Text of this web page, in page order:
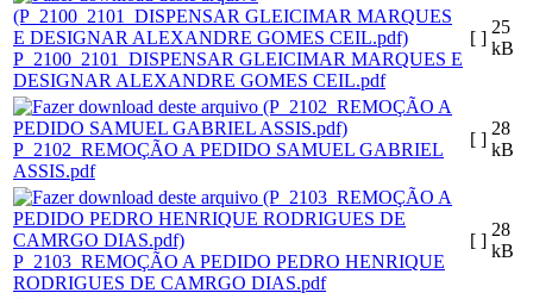
P_2100_2101_DISPENSAR GLEICIMAR MARQUES E
DESIGNAR ALEXANDRE GOMES CEIL.pdf
[ ]
25
kB
P_2102_REMOÇÃO A PEDIDO SAMUEL GABRIEL
ASSIS.pdf
[ ]
28
kB
P_2103_REMOÇÃO A PEDIDO PEDRO HENRIQUE
RODRIGUES DE CAMRGO DIAS.pdf
[ ]
28
kB